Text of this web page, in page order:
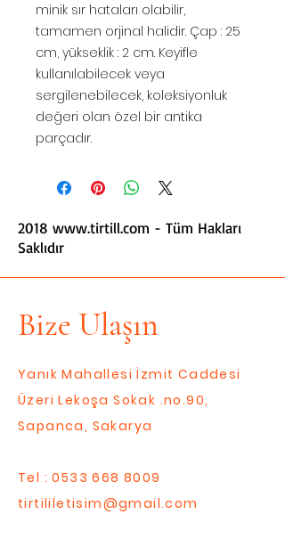
minik sır hataları olabilir,
tamamen orjinal halidir. Çap : 25
cm, yükseklik : 2 cm. Keyifle
kullanılabilecek veya
sergilenebilecek, koleksiyonluk
değeri olan özel bir antika
parçadır.
2018 www.tirtill.com - Tüm Hakları
Saklıdır
Bize Ulaşın
Yanık Mahallesi İzmit Caddesi
Üzeri Lekoşa Sokak .no.90,
Sapanca, Sakarya
Tel :0533 668 8009
tirtililetisim@gmail.com